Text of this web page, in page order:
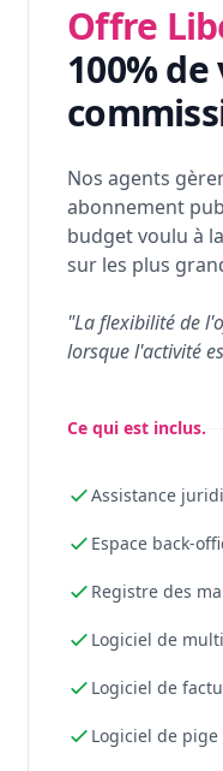
Offre
100% de
Nos agents
abonnement
budget voulu à
sur les plus
"La flexibilité de
lorsque l'activité
Ce qui est inclus.
Assistance
Espace back-
Registre des
Logiciel de
Logiciel de
Logiciel de